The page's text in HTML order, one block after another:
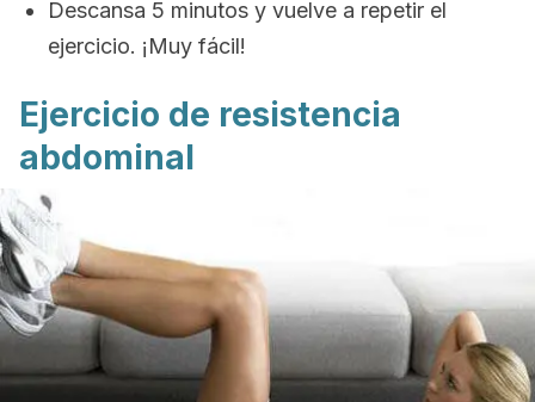
Descansa 5 minutos y vuelve a repetir el
ejercicio. ¡Muy fácil!
Ejercicio de resistencia
abdominal